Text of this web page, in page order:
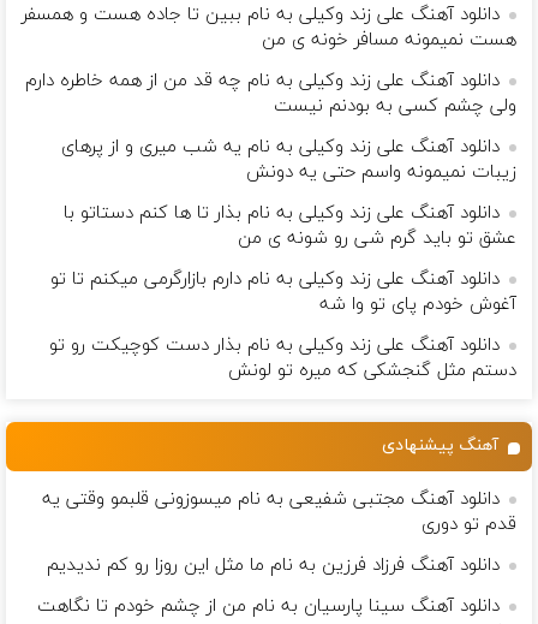
دانلود آهنگ علی زند وکیلی به نام ببین تا جاده هست و همسفر
هست نمیمونه مسافر خونه ی من
دانلود آهنگ علی زند وکیلی به نام چه قد من از همه خاطره دارم
ولی چشم كسی به بودنم نیست
دانلود آهنگ علی زند وکیلی به نام یه شب میرى و از پرهای
زيبات نمیمونه واسم حتی یه دونش
دانلود آهنگ علی زند وکیلی به نام بذار تا ها كنم دستاتو با
عشق تو باید گرم شی رو شونه ى من
دانلود آهنگ علی زند وکیلی به نام دارم بازارگرمی میكنم تا تو
آغوش خودم پای تو وا شه
دانلود آهنگ علی زند وکیلی به نام بذار دست كوچیكت رو تو
دستم مثل گنجشكی كه میره تو لونش
آهنگ پیشنهادی
دانلود آهنگ مجتبی شفیعی به نام میسوزونی قلبمو وقتی یه
قدم تو دوری
دانلود آهنگ فرزاد فرزین به نام ﻣﺎ ﻣﺜﻞ اﻳﻦ روزا رو ﻛﻢ ﻧﺪﻳﺪﻳﻢ
دانلود آهنگ سینا پارسیان به نام من از چشم خودم تا نگاهت